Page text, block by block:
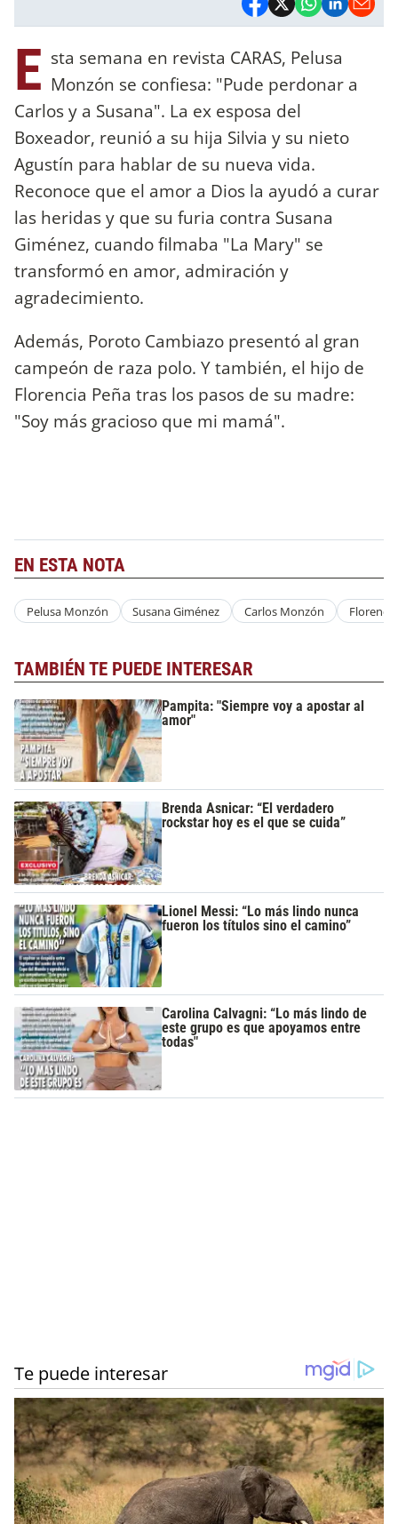
E sta semana en revista CARAS, Pelusa
Monzón se confiesa: "Pude perdonar a
Carlos y a Susana". La ex esposa del
Boxeador, reunió a su hija Silvia y su nieto
Agustín para hablar de su nueva vida.
Reconoce que el amor a Dios la ayudó a curar
las heridas y que su furia contra Susana
Giménez, cuando filmaba "La Mary" se
transformó en amor, admiración y
agradecimiento.
Además, Poroto Cambiazo presentó al gran
campeón de raza polo. Y también, el hijo de
Florencia Peña tras los pasos de su madre:
"Soy más gracioso que mi mamá".
EN ESTA NOTA
Pelusa Monzón Susana Giménez Carlos Monzón
TAMBIÉN TE PUEDE INTERESAR
Pampita: "Siempre voy a apostar al
amor"
Brenda Asnicar: “El verdadero
rockstar hoy es el que se cuida”
Lionel Messi: “Lo más lindo nunca
fueron los títulos sino el camino”
Carolina Calvagni: “Lo más lindo de
este grupo es que apoyamos entre
todas"